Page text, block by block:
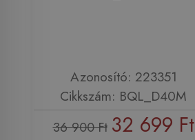
Azonosító: 223351
Cikkszám: BQL_D40M
36 900 Ft 32 699 Ft